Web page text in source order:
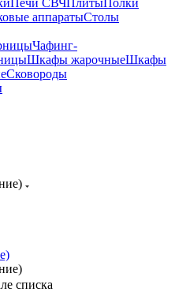
Печи СВЧПлитыПолки
аппаратыСтолы
Чафинг-
Шкафы жарочныеШкафы
Сковороды
списка